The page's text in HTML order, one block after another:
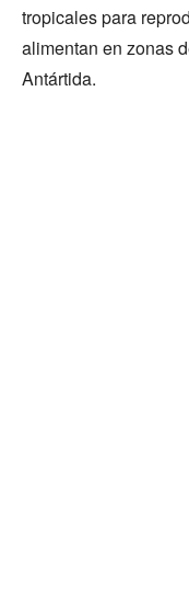
tropicales para
alimentan en zonas
Antártida.